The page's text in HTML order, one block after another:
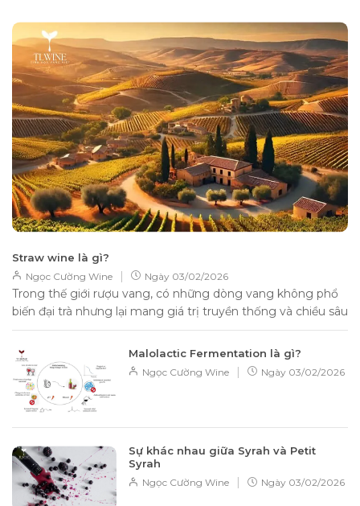
Straw wine là gì?
Ngọc Cường Wine | Ngày 03/02/2026
Trong thế giới rượu vang, có những dòng vang không phổ
biến đại trà nhưng lại mang giá trị truyền thống và chiều sâu
hương...
Malolactic Fermentation là gì?
Ngọc Cường Wine | Ngày 03/02/2026
Sự khác nhau giữa Syrah và Petit
Syrah
Ngọc Cường Wine Ngày 03/02/2026